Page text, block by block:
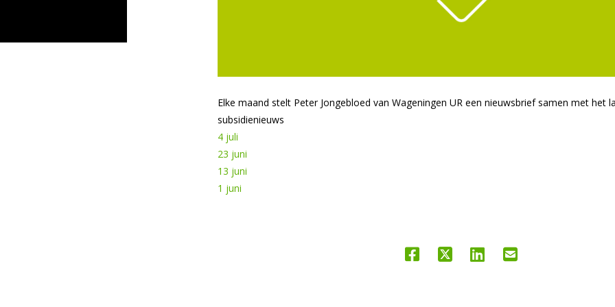
Elke maand stelt Peter Jongebloed van Wageningen UR een nieuwsbrief samen met het
subsidienieuws
4 juli
23 juni
13 juni
1 juni